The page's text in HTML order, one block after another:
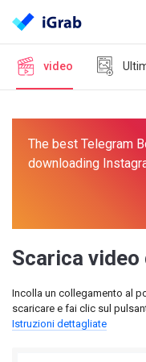
video
The best Telegram
downloading
Scarica
Incolla un collegamento al
scaricare e fai clic sul
Istruzioni dettagliate